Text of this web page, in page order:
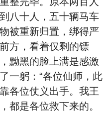
八十人，五十辆马车
被重新归置，绑得严
方，看着仅剩的镖
黝黑的脸上满是感激
一躬：“各位仙师，此
各位仗义出手。我王
都是各位救下来的。